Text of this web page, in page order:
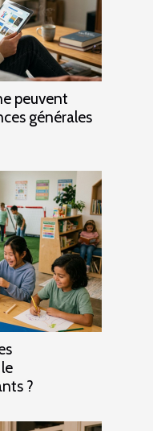
peuvent
générales
?